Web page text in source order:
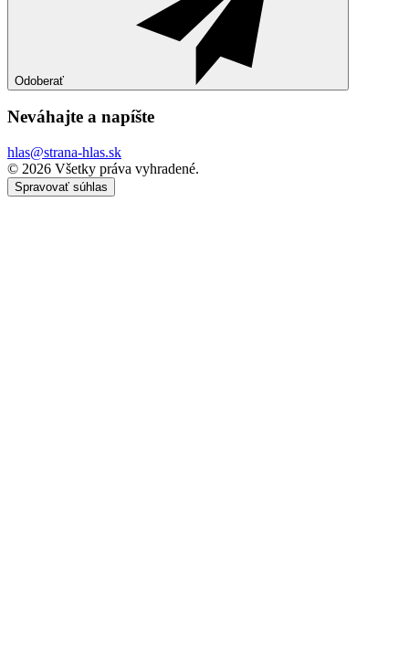
Odoberať
Neváhajte a napíšte
hlas@strana-hlas.sk
©️ 2026 Všetky práva vyhradené.
Spravovať súhlas